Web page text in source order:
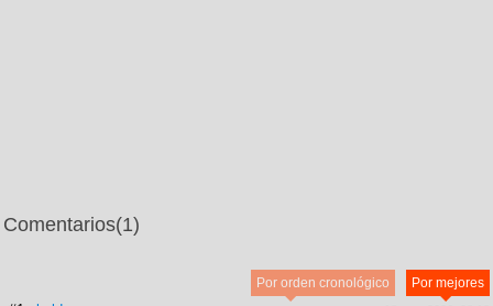
Comentarios(1)
Por mejores
Por orden cronológico